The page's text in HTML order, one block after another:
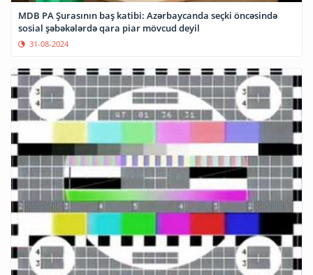
MDB PA Şurasının baş katibi: Azərbaycanda seçki öncəsində
sosial şəbəkələrdə qara piar mövcud deyil
31-08-2024